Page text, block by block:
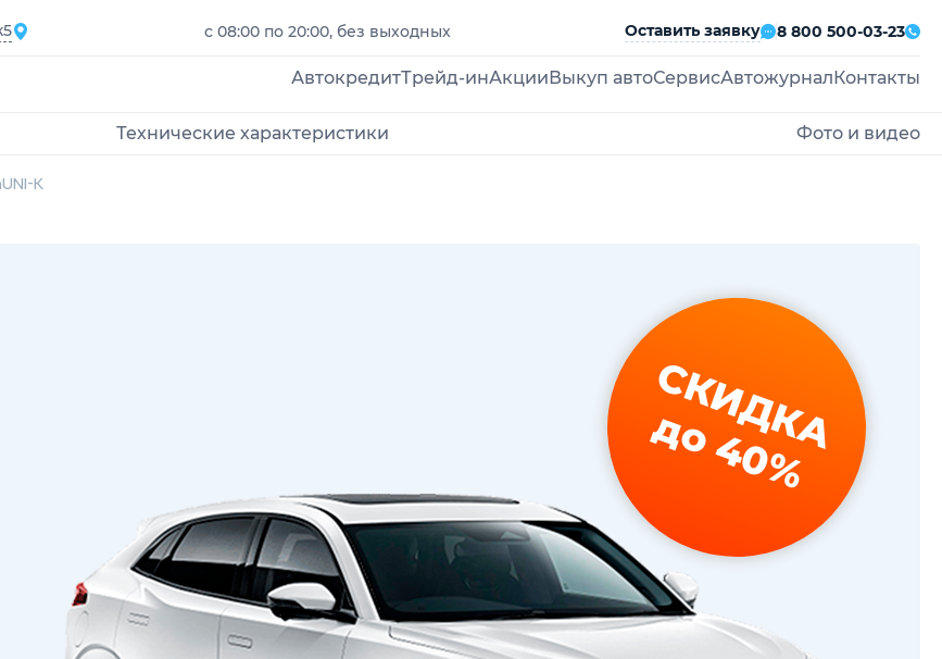
с 08:00 по 20:00, без выходных Оставить заявку 8 800 500-03-23
АвтокредитТрейд-инАкции Выкуп автоСервисАвтожурнал Контакты
Технические характеристики Фото и видео
UNI-K
СКИДКА
до 40%